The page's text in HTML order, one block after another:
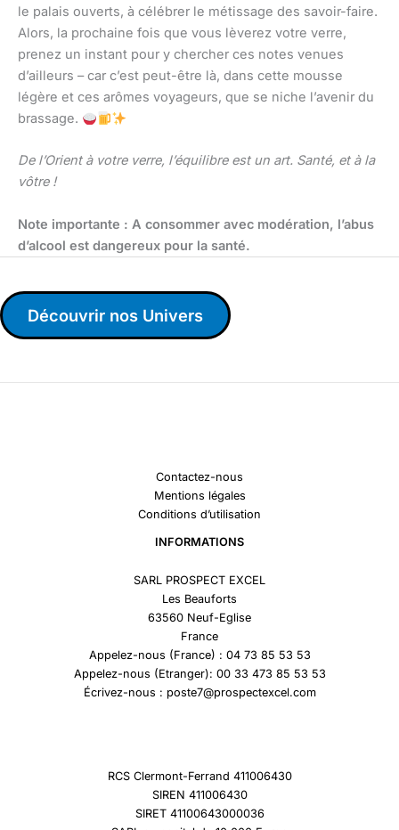
le palais ouverts, à célébrer le métissage des savoir-faire.
Alors, la prochaine fois que vous lèverez votre verre,
prenez un instant pour y chercher ces notes venues
d’ailleurs – car c’est peut-être là, dans cette mousse
légère et ces arômes voyageurs, que se niche l’avenir du
brassage.
De l’Orient à votre verre, l’équilibre est un art. Santé, et à la
vôtre !
Note importante : A consommer avec modération, l’abus
d’alcool est dangereux pour la santé.
Découvrir nos Univers
Contactez-nous
Mentions légales
Conditions d’utilisation
INFORMATIONS
SARL PROSPECT EXCEL
Les Beauforts
63560 Neuf-Eglise
France
Appelez-nous (France) : 04 73 85 53 53
Appelez-nous (Etranger): 00 33 473 85 53 53
Écrivez-nous : poste7@prospectexcel.com
RCS Clermont-Ferrand 411006430
SIREN 411006430
SIRET 41100643000036